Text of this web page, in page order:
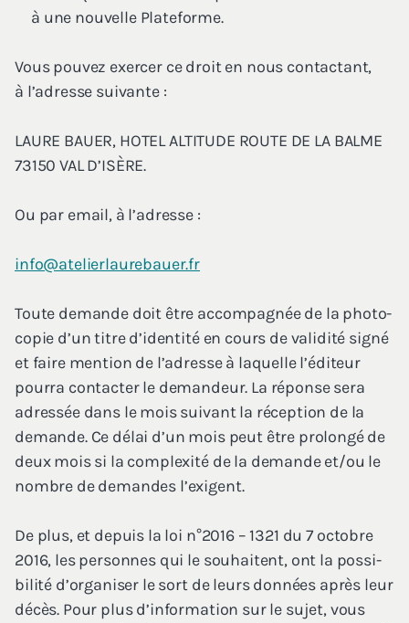
à une nou­velle Plateforme.
Vous pou­vez exer­cer ce droit en nous contac­tant,
à l’adresse suivante :
LAURE BAUER, HOTELALTI­TUDE ROUTE DE LA BALME
73150 VALD’ISÈRE.
Ou par email, à l’adresse :
info@​atelierlaurebauer.​fr
Toute demande doit être accom­pa­gnée de la pho­to­
co­pie d’un titre d’identité en cours de vali­di­té signé
et faire men­tion de l’adresse à laquelle l’é­di­teur
pour­ra contac­ter le deman­deur. La réponse sera
adres­sée dans le mois sui­vant la récep­tion de la
demande. Ce délai d’un mois peut être pro­lon­gé de
deux mois si la com­plexi­té de la demande et/​ou le
nombre de demandes l’exigent.
De plus, et depuis la loi n°2016–1321 du7octobre
2016, les per­sonnes qui le sou­haitent, ont la pos­si­
bi­li­té d’organiser le sort de leurs don­nées après leur
décès. Pour plus d’information sur le sujet, vous